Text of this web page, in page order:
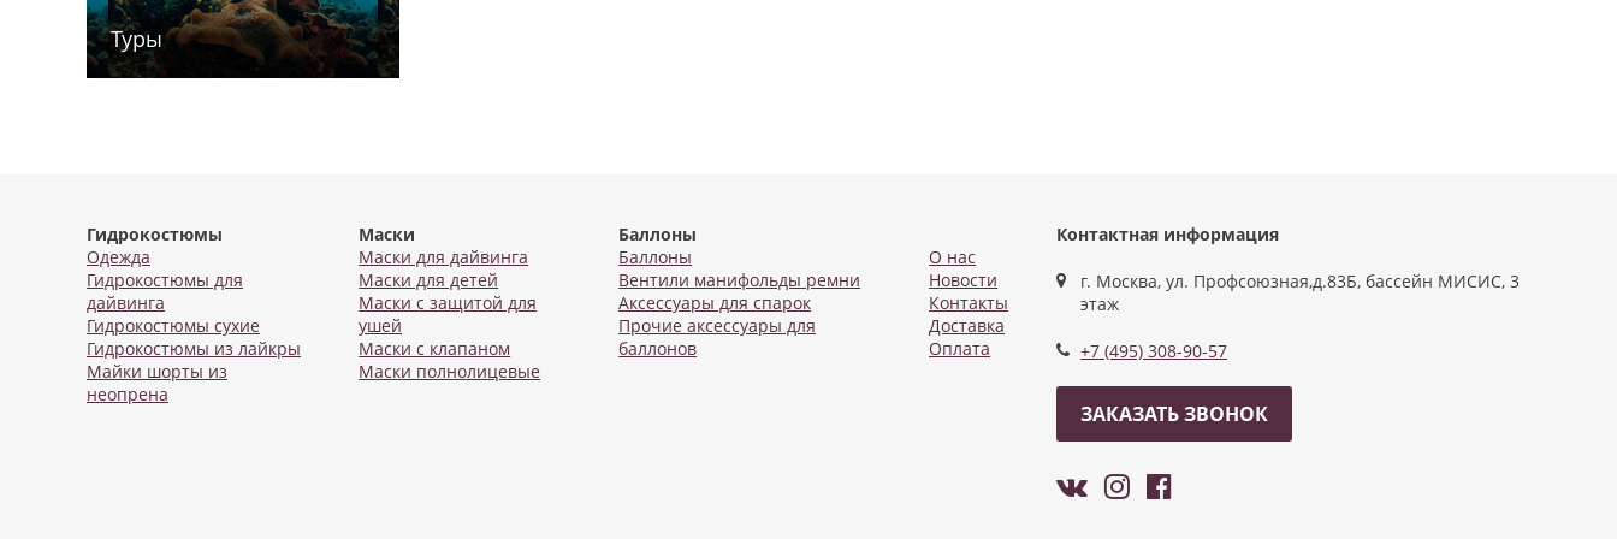
Туры
Гидрокостюмы
Одежда
Гидрокостюмы для
дайвинга
Гидрокостюмы сухие
Гидрокостюмы из лайкры
Майки шорты из
неопрена
Маски
Маски для дайвинга
Маски для детей
Маски с защитой для
ушей
Маски с клапаном
Маски полнолицевые
Баллоны
Баллоны
Вентили манифольды ремни
Аксессуары для спарок
Прочие аксессуары для
баллонов
О нас
Новости
Контакты
Доставка
Оплата
Контактная информация
г. Москва, ул. Профсоюзная,д.83Б, бассейн МИСИС, 3
этаж
+7 (495) 308-90-57
ЗАКАЗАТЬ ЗВОНОК